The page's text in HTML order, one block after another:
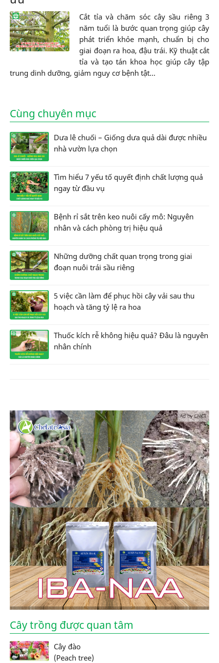
Cắt tỉa và chăm sóc cây sầu riêng 3
năm tuổi là bước quan trọng giúp cây
phát triển khỏe mạnh, chuẩn bị cho
giai đoạn ra hoa, đậu trái. Kỹ thuật cắt
tỉa và tạo tán khoa học giúp cây tập
trung dinh dưỡng, giảm nguy cơ bệnh tật...
Cùng chuyên mục
Dưa lê chuối – Giống dưa quả dài được nhiều
nhà vườn lựa chọn
Tìm hiểu 7 yếu tố quyết định chất lượng quả
ngay từ đầu vụ
Bệnh rỉ sắt trên keo nuôi cấy mô: Nguyên
nhân và cách phòng trị hiệu quả
Những dưỡng chất quan trọng trong giai
đoạn nuôi trái sầu riêng
5 việc cần làm để phục hồi cây vải sau thu
hoạch và tăng tỷ lệ ra hoa
Thuốc kích rễ không hiệu quả? Đâu là nguyên
nhân chính
Ad by CNCT
Cây trồng được quan tâm
Cây đào
(Peach tree)